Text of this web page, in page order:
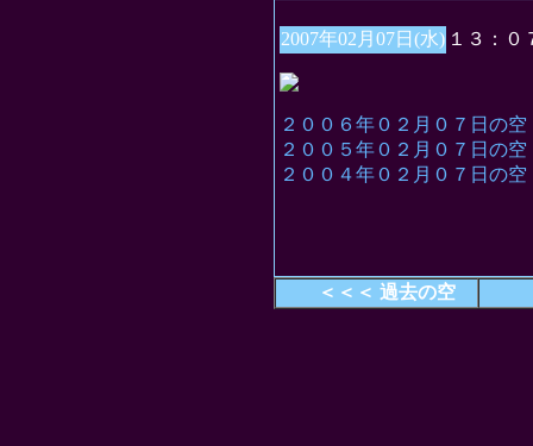
2007年02月07日(水) １３：０
２００６年０２月０７日の空
２００５年０２月０７日の空
２００４年０２月０７日の空
＜＜＜ 過去の空